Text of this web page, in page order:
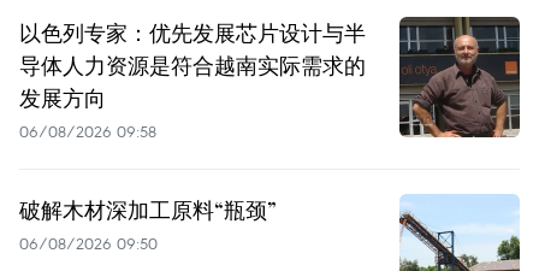
以色列专家：优先发展芯片设计与半
导体人力资源是符合越南实际需求的
发展方向
06/08/2026 09:58
破解木材深加工原料“瓶颈”
06/08/2026 09:50